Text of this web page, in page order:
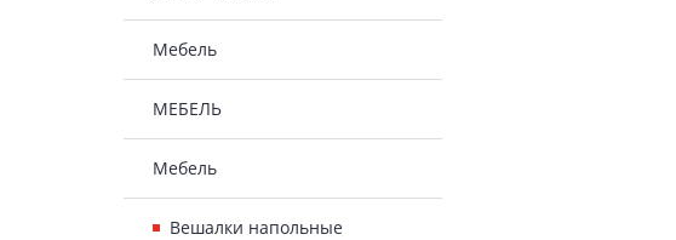
Мебель
МЕБЕЛЬ
Мебель
Вешалки напольные